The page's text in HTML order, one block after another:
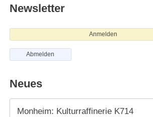
Newsletter
Anmelden
Abmelden
Neues
Monheim: Kulturraffinerie K714